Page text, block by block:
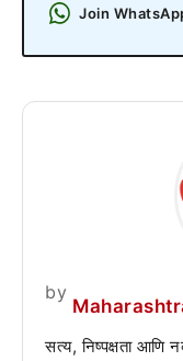
Join
by
सत्य, निष्पक्षता आणि